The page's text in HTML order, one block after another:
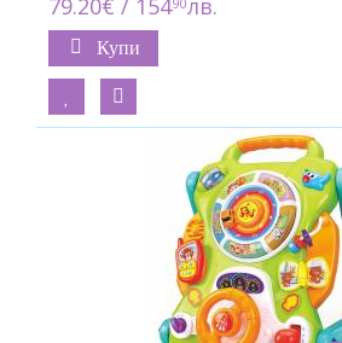
79.20€ / 154 лв.
Купи